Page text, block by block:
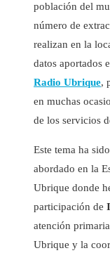
población del
número de
realizan en la
datos aportados
Radio Ubrique,
en muchas
de los servicios
Este tema ha
abordado en la
Ubrique donde
participación de
atención
Ubrique y la